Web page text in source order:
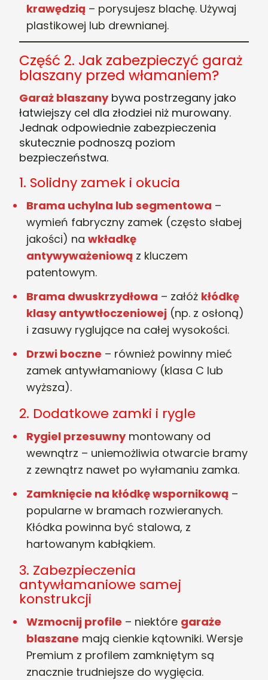
krawędzią – porysujesz blachę. Używaj
plastikowej lub drewnianej.
Część 2. Jak zabezpieczyć garaż
blaszany przed włamaniem?
Garaż blaszanybywa postrzegany jako
łatwiejszy cel dla złodziei niż murowany.
Jednak odpowiednie zabezpieczenia
skutecznie podnoszą poziom
bezpieczeństwa.
1. Solidny zamek i okucia
Brama uchylna lub segmentowa –
wymień fabryczny zamek (często słabej
jakości) na wkładkę
antywyważeniową z kluczem
patentowym.
Brama dwuskrzydłowa – załóż kłódkę
klasy antywtłoczeniowej (np. z osłoną)
i zasuwy ryglujące na całej wysokości.
Drzwi boczne – również powinny mieć
zamek antywłamaniowy (klasa C lub
wyższa).
2. Dodatkowe zamki i rygle
Rygiel przesuwnymontowany od
wewnątrz – uniemożliwia otwarcie bramy
z zewnątrz nawet po wyłamaniu zamka.
Zamknięcie na kłódkę wspornikową –
popularne w bramach rozwieranych.
Kłódka powinna być stalowa, z
hartowanym kabłąkiem.
3. Zabezpieczenia
antywłamaniowe samej
konstrukcji
Wzmocnij profile – niektóre garaże
blaszane mają cienkie kątowniki. Wersje
Premium z profilem zamkniętym są
znacznie trudniejsze do wygięcia.